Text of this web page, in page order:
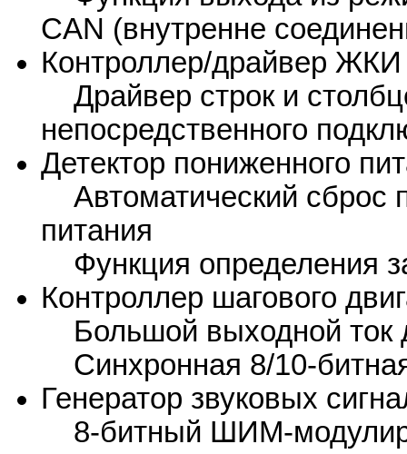
CAN (внутренне
Контроллер/драйвер ЖКИ
Драйвер строк и
непосредственного
Детектор пониженного
Автоматический сброс
питания
Функция определения
Контроллер шагового
Большой выходной ток
Синхронная 8/10-
Генератор звуковых
8-битный ШИМ-